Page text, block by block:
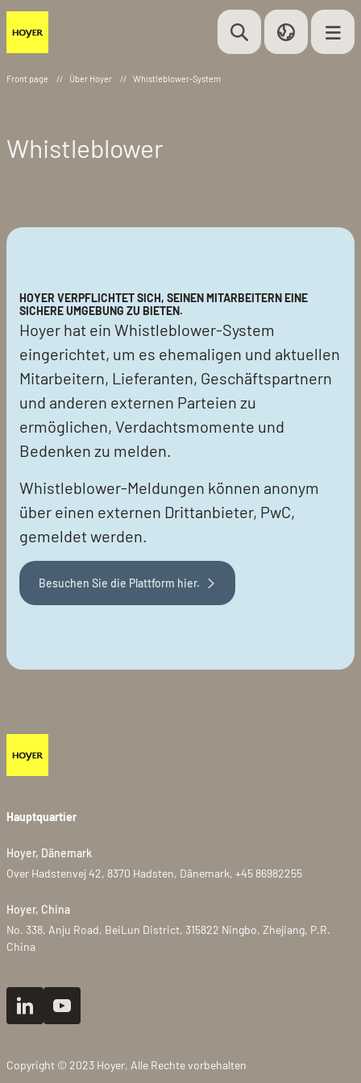
Front page // Über Hoyer // Whistleblower-System
Whistleblower
HOYER VERPFLICHTET SICH, SEINEN MITARBEITERN EINE
SICHERE UMGEBUNG ZU BIETEN.
Hoyer hat ein Whistleblower-System
eingerichtet, um es ehemaligen und aktuellen
Mitarbeitern, Lieferanten, Geschäftspartnern
und anderen externen Parteien zu
ermöglichen, Verdachtsmomente und
Bedenken zu melden.
Whistleblower-Meldungen können anonym
über einen externen Drittanbieter, PwC,
gemeldet werden.
Besuchen Sie die Plattform hier.
Hauptquartier
Hoyer, Dänemark
Over Hadstenvej 42, 8370 Hadsten, Dänemark, +45 86982255
Hoyer, China
No. 338, Anju Road, BeiLun District, 315822 Ningbo, Zhejiang, P.R.
China
Copyright © 2023 Hoyer, Alle Rechte vorbehalten